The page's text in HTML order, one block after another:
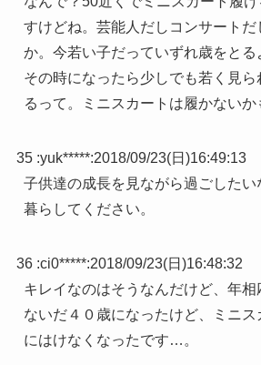
すけどね。芸能人だしコンサート
か。今若い子だっていずれ歳をとる
その時になったら少しでも若く見
るって。ミニスカートは履かないか
35 :yuk*****:2018/09/23(日)16:49:13
子供達の成長を見ながら過ごしたい
暮らしてください。
36 :ci0*****:2018/09/23(日)16:48:32
キレイなのはそうなんだけど、年相
ないだ４０歳になったけど、ミニス
にはけなくなったです…。